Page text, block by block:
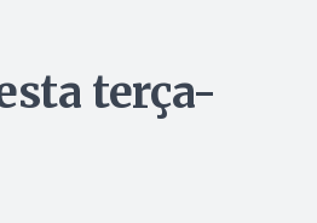
terça-